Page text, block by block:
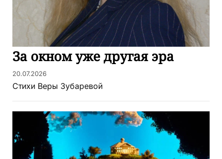
За окном уже другая эра
20.07.2026
Стихи Веры Зубаревой